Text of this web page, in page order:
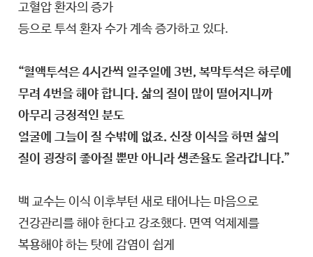
고혈압 환자의 증가
등으로 투석 환자 수가 계속 증가하고 있다.
“혈액투석은 4시간씩 일주일에 3번, 복막투석은 하루에
무려 4번을 해야 합니다. 삶의 질이 많이 떨어지니까
아무리 긍정적인 분도
얼굴에 그늘이 질 수밖에 없죠. 신장 이식을 하면 삶의
질이 굉장히 좋아질 뿐만 아니라 생존율도 올라갑니다.”
백 교수는 이식 이후부턴 새로 태어나는 마음으로
건강관리를 해야 한다고 강조했다. 면역 억제제를
복용해야 하는 탓에 감염이 쉽게